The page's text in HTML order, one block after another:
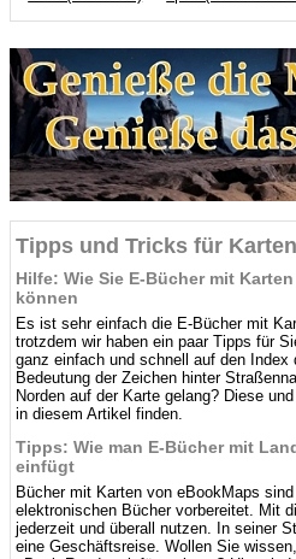
Tipps und Tricks für
Hilfe: Wie Sie E-Bücher mit
können
Es ist sehr einfach die E-Bücher mit
trotzdem wir haben ein paar Tipps für
ganz einfach und schnell auf den
Bedeutung der Zeichen hinter
Norden auf der Karte gelang? Diese
in diesem Artikel finden.
Tipps: Wie man E-Bücher mit
einfügt
Bücher mit Karten von eBookMaps
elektronischen Bücher vorbereitet. Mit
jederzeit und überall nutzen. In seiner
eine Geschäftsreise. Wollen Sie